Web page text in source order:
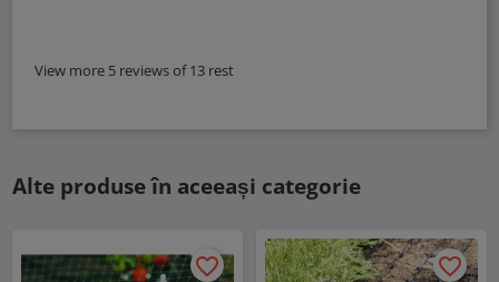
View more 5 reviews of 13 rest
Alte produse în aceeași categorie
favorite_border favorite_border